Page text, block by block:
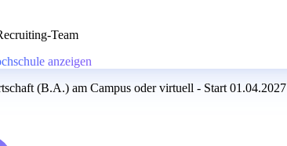
Team
anzeigen
(B.A.) am Campus oder virtuell - Start 01.04.2027